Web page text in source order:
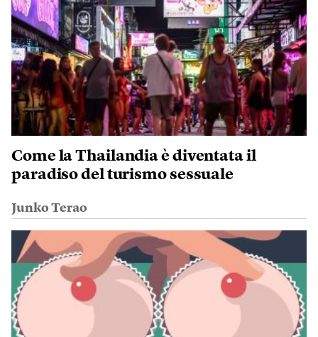
Come la Thailandia è diventata il
paradiso del turismo sessuale
Junko Terao